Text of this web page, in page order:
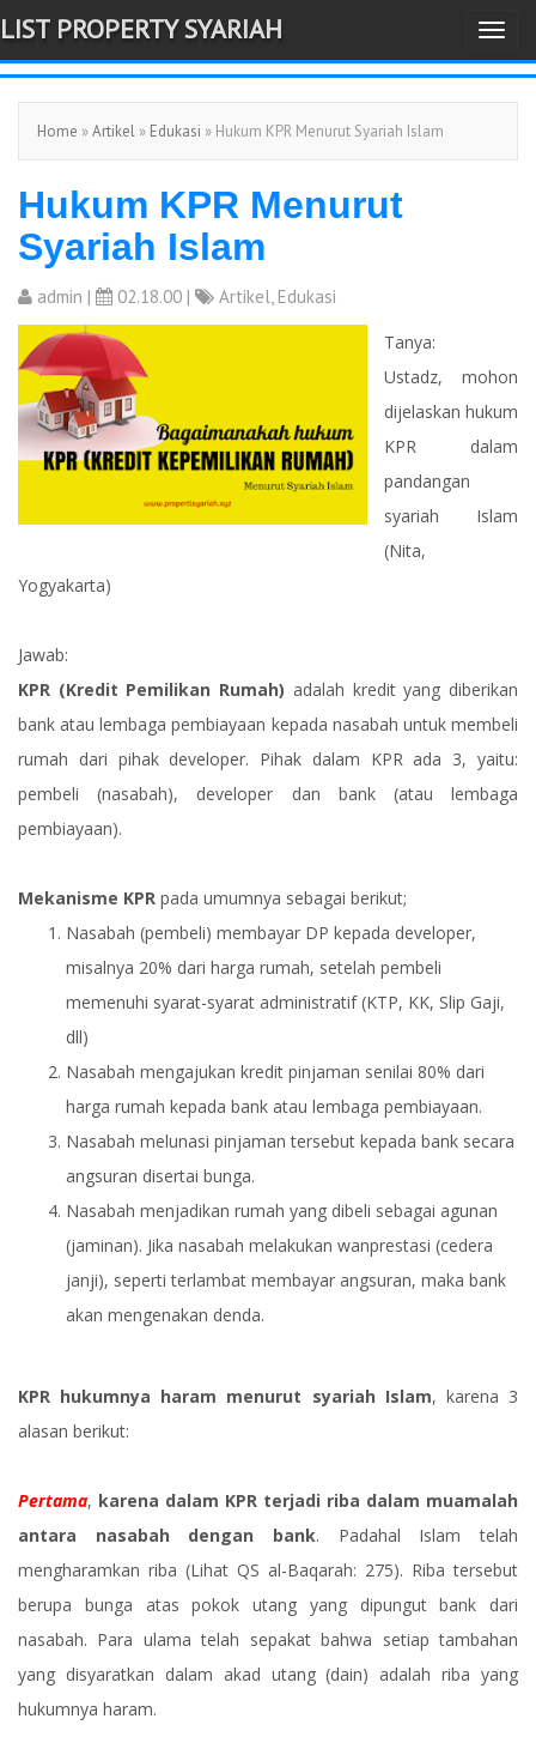
-->
T
o
g
l
t
i
n
LIST PROPERTY SYARIAH
Home »Artikel » Edukasi » Hukum KPR Menurut Syariah Islam
Hukum KPR Menurut
Syariah Islam
admin | 02.18.00 | Artikel, Edukasi
Tanya:
Ustadz, mohon
dijelaskan hukum
KPR dalam
pandangan
syariah Islam
(Nita,
Yogyakarta)
Jawab:
KPR (Kredit Pemilikan Rumah) adalah kredit yang diberikan
bank atau lembaga pembiayaan kepada nasabah untuk membeli
rumah dari pihak developer. Pihak dalam KPR ada 3, yaitu:
pembeli (nasabah), developer dan bank (atau lembaga
pembiayaan).
Mekanisme KPR pada umumnya sebagai berikut;
Nasabah (pembeli) membayar DP kepada developer,
misalnya 20% dari harga rumah, setelah pembeli
memenuhi syarat-syarat administratif (KTP, KK, Slip Gaji,
dll)
Nasabah mengajukan kredit pinjaman senilai 80% dari
harga rumah kepada bank atau lembaga pembiayaan.
Nasabah melunasi pinjaman tersebut kepada bank secara
angsuran disertai bunga.
Nasabah menjadikan rumah yang dibeli sebagai agunan
(jaminan). Jika nasabah melakukan wanprestasi (cedera
janji), seperti terlambat membayar angsuran, maka bank
akan mengenakan denda.
KPR hukumnya haram menurut syariah Islam, karena 3
alasan berikut:
Pertama, karena dalam KPR terjadi riba dalam muamalah
antara nasabah dengan bank. Padahal Islam telah
mengharamkan riba (Lihat QS al-Baqarah: 275). Riba tersebut
berupa bunga atas pokok utang yang dipungut bank dari
nasabah. Para ulama telah sepakat bahwa setiap tambahan
yang disyaratkan dalam akad utang (dain) adalah riba yang
hukumnya haram.